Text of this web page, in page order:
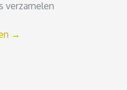
verzamelen
→